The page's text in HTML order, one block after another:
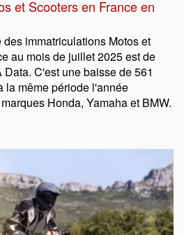
et Scooters en France en
des immatriculations Motos et
au mois de juillet 2025 est de
C'est une baisse de 561
la même période l'année
Honda, Yamaha et BMW.